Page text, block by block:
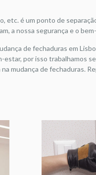
etc. é um ponto de
a nossa segurança e o
de fechaduras em
estar, por isso trabalhamos
mudança de fechaduras.